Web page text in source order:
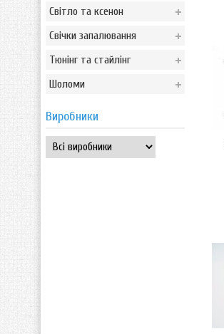
Світло та ксенон
Свічки запалювання
Тюнінг та стайлінг
Шоломи
Виробники